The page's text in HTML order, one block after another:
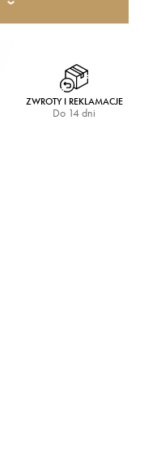
ZWROTY I REKLAMACJE
Do 14 dni